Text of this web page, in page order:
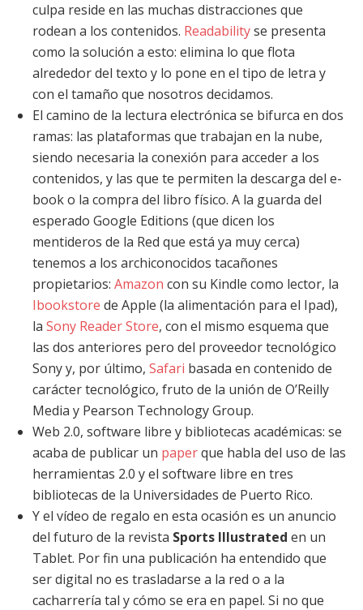
culpa reside en las muchas distracciones que
rodean a los contenidos. Readabilityse presenta
como la solución a esto: elimina lo que flota
alrededor del texto y lo pone en el tipo de letra y
con el tamaño que nosotros decidamos.
El camino de la lectura electrónica se bifurca en dos
ramas: las plataformas que trabajan en la nube,
siendo necesaria la conexión para acceder a los
contenidos, y las que te permiten la descarga del e-
book o la compra del libro físico. A la guarda del
esperado Google Editions (que dicen los
mentideros de la Red que está ya muy cerca)
tenemos a los archiconocidos tacañones
propietarios: Amazon con su Kindle como lector, la
Ibookstore de Apple (la alimentación para el Ipad),
la Sony Reader Store, con el mismo esquema que
las dos anteriores pero del proveedor tecnológico
Sony y, por último, Safari basada en contenido de
carácter tecnológico, fruto de la unión de O’Reilly
Media y Pearson Technology Group.
Web 2.0, software libre y bibliotecas académicas: se
acaba de publicar un paperque habla del uso de las
herramientas 2.0 y el software libre en tres
bibliotecas de la Universidades de Puerto Rico.
Y el vídeo de regalo en esta ocasión es un anuncio
del futuro de la revista Sports Illustrated en un
Tablet. Por fin una publicación ha entendido que
ser digital no es trasladarse a la red o a la
cacharrería tal y cómo se era en papel. Si no que